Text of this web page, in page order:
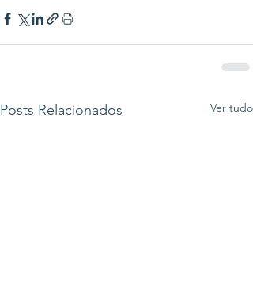
Posts Relacionados Ver tudo